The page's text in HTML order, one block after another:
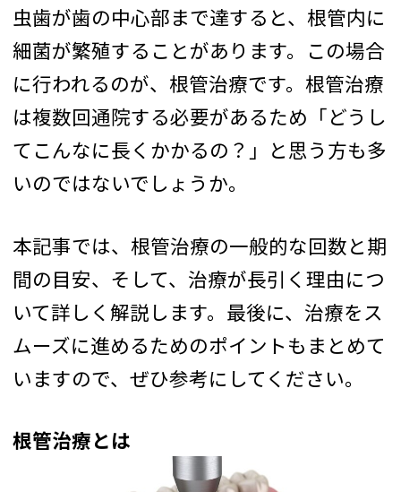
虫歯が歯の中心部まで達すると、根管内に
細菌が繁殖することがあります。この場合
に行われるのが、根管治療です。根管治療
は複数回通院する必要があるため「どうし
てこんなに長くかかるの？」と思う方も多
いのではないでしょうか。
本記事では、根管治療の一般的な回数と期
間の目安、そして、治療が長引く理由につ
いて詳しく解説します。最後に、治療をス
ムーズに進めるためのポイントもまとめて
いますので、ぜひ参考にしてください。
根管治療とは